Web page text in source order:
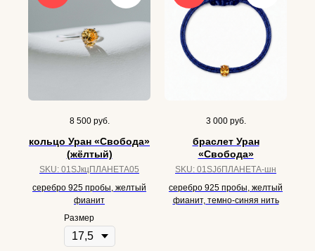
8 500 руб.
кольцо Уран «Свобода»
(жёлтый)
SKU: 01SJкцПЛАНЕТА05
серебро 925 пробы, желтый
фианит
Размер
3 000 руб.
браслет Уран
«Свобода»
SKU: 01SJбПЛАНЕТА-шн
серебро 925 пробы, желтый
фианит, темно-синяя нить